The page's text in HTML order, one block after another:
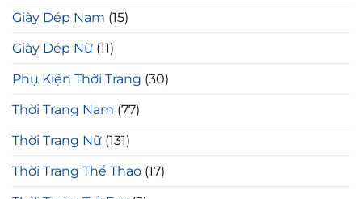
Giày Dép Nam (15)
Giày Dép Nữ (11)
Phụ Kiện Thời Trang (30)
Thời Trang Nam (77)
Thời Trang Nữ (131)
Thời Trang Thể Thao (17)